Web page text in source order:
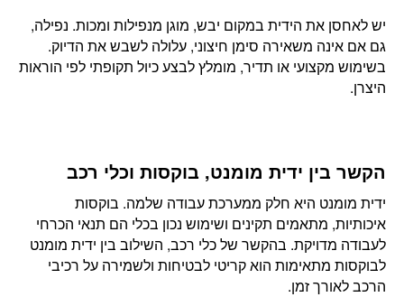
יש לאחסן את הידית במקום יבש, מוגן מנפילות ומכות. נפילה,
גם אם אינה משאירה סימן חיצוני, עלולה לשבש את הדיוק.
בשימוש מקצועי או תדיר, מומלץ לבצע כיול תקופתי לפי הוראות
היצרן.
הקשר בין ידית מומנט, בוקסות וכלי רכב
ידית מומנט היא חלק ממערכת עבודה שלמה. בוקסות
איכותיות, מתאמים תקינים ושימוש נכון בכלי הם תנאי הכרחי
לעבודה מדויקת. בהקשר של כלי רכב, השילוב בין ידית מומנט
לבוקסות מתאימות הוא קריטי לבטיחות ולשמירה על רכיבי
הרכב לאורך זמן.